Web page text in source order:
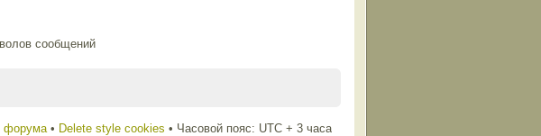
сообщений
форума• Delete style cookies • Часовой пояс: UTC + 3 часа